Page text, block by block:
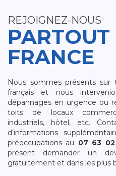
REJOIGNEZ-NOUS
PARTOUT
FRANCE
Nous sommes présents sur
français et nous
dépannages en urgence ou
toits de locaux
industriels, hôtel, etc.
d’informations
préoccupations au 07 63
présent demander un
gratuitement et dans les plus